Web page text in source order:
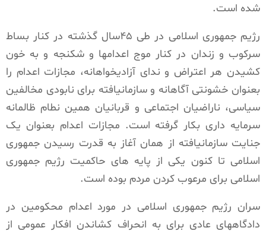
شده است.
رژیم جمهوری اسلامی در طی ۴۵سال گذشته در کنار بساط
سرکوب و زندان در کنار موج اعدامها و شکنجه و به خون
کشیدن هر اعتراض و ندای آزادیخواهانه، مجازات اعدام را
بعنوان خشونتی آگاهانه و سازمانیافته برای نابودی مخالفین
سیاسی، ناراضیان اجتماعی و قربانیان همین نطام ظالمانه
سرمایه داری بکار گرفته است. مجازات اعدام بعنوان یک
جنایت سازمانیافته از همان آغاز به قدرت رسیدن جمهوری
اسلامی تا کنون یکی از پایه های حاکمیت رژیم جمهوری
اسلامی برای مرعوب کردن مردم بوده است.
سران رژیم جمهوری اسلامی در مورد اعدام محکومین در
دادگاههای عادی برای به انحراف کشاندن افکار عمومی از